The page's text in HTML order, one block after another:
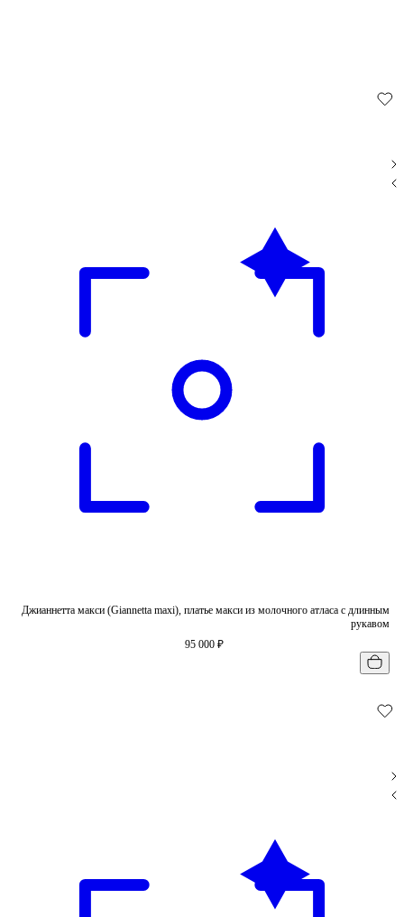
Джианнетта макси (Giannetta maxi), платье макси из молочного атласа с длинным
рукавом
95 000 ₽